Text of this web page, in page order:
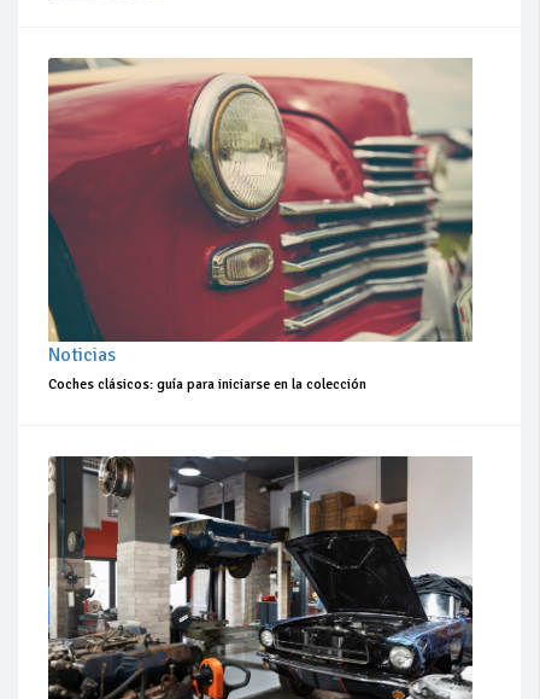
Noticias
Coches clásicos: guía para iniciarse en la colección